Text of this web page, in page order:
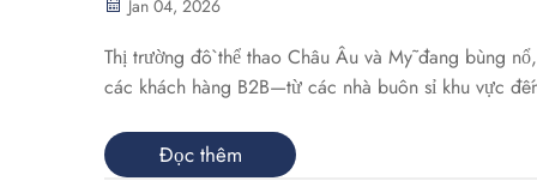
Jan 04, 2026
Thị trường đồ thể thao Châu Âu và Mỹ đang bùng
các khách hàng B2B—từ các nhà buôn sỉ khu vực
cấp không chỉ cung cấp sản phẩm tuyệt vời, mà còn
Đọc thêm